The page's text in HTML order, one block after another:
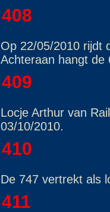
408
Op 22/05/2010 rijdt
Achteraan hangt de
409
Locje Arthur van
03/10/2010.
410
De 747 vertrekt als
411